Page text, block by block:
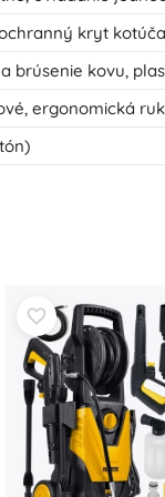
kryt kotúča
brúsenie kovu,
ergonomická